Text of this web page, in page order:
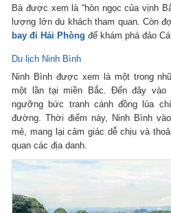
Bà được xem là “hòn ngọc của vịnh
lượng lớn du khách tham quan. Còn
bay đi Hải Phòng để khám phá đảo
Du lịch Ninh Bình
Ninh Bình được xem là một trong
một lần tại miền Bắc. Đến đây
ngưỡng bức tranh cánh đồng lúa
đường. Thời điểm này, Ninh Bình
mẻ, mang lại cảm giác dễ chịu và
quan các địa danh.